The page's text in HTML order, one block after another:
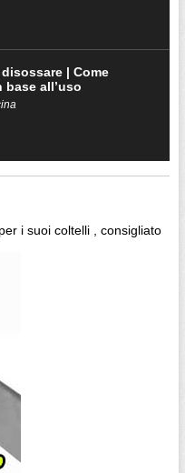
| Come
all’uso
i suoi coltelli , consigliato